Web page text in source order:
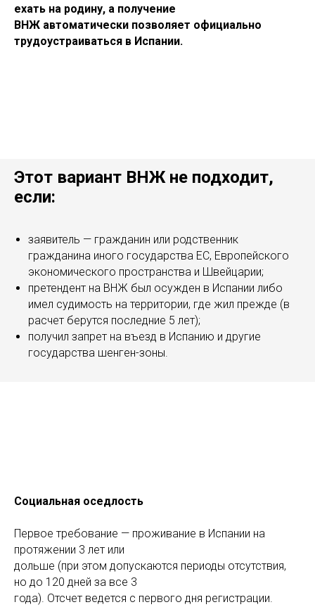
ехать на родину, а получение
ВНЖ автоматически позволяет официально
трудоустраиваться в Испании.
Этот вариант ВНЖ не подходит,
если:
заявитель — гражданин или родственник
гражданина иного государства ЕС, Европейского
экономического пространства и Швейцарии;
претендент на ВНЖ был осужден в Испании либо
имел судимость на территории, где жил прежде (в
расчет берутся последние 5 лет);
получил запрет на въезд в Испанию и другие
государства шенген-зоны.
Социальная оседлость
Первое требование — проживание в Испании на
протяжении 3 лет или
дольше (при этом допускаются периоды отсутствия,
но до 120 дней за все 3
года). Отсчет ведется с первого дня регистрации.